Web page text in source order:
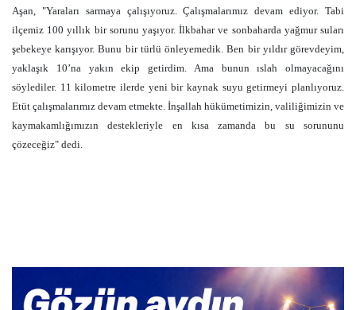
Aşan, "Yaraları sarmaya çalışıyoruz. Çalışmalarımız devam ediyor. Tabi
ilçemiz 100 yıllık bir sorunu yaşıyor. İlkbahar ve sonbaharda yağmur suları
şebekeye karışıyor. Bunu bir türlü önleyemedik. Ben bir yıldır görevdeyim,
yaklaşık 10’na yakın ekip getirdim. Ama bunun ıslah olmayacağını
söylediler. 11 kilometre ilerde yeni bir kaynak suyu getirmeyi planlıyoruz.
Etüt çalışmalarımız devam etmekte. İnşallah hükümetimizin, valiliğimizin ve
kaymakamlığımızın destekleriyle en kısa zamanda bu su sorununu
çözeceğiz" dedi.